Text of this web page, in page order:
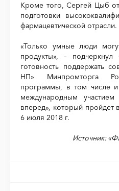
Кроме того, Сергей Цыб
подготовки
фармацевтической отрасли.
«Только умные люди
продукты», –
готовность поддержать
НП» Минпромторга
программы, в том числе
международным
вперед», который пройдет
6 июля 2018 г.
Источник: